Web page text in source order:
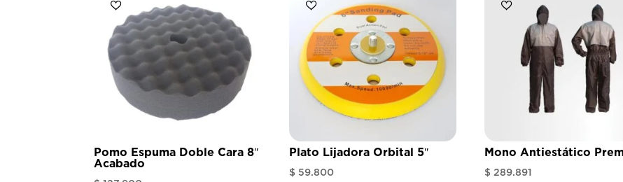
Pomo Espuma Doble Cara 8″
Acabado
Plato Lijadora Orbital 5″
$ 59.800
Mono Antiestático
$ 289.891